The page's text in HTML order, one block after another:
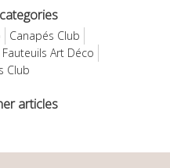
Canapés Club
Fauteuils Art Déco
Club
articles